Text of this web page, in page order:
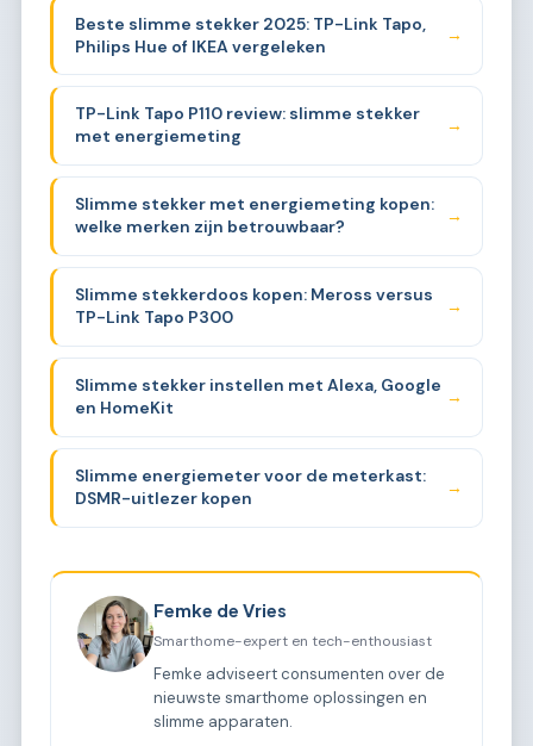
Beste slimme stekker 2025: TP-Link Tapo,
Philips Hue of IKEA vergeleken
→
TP-Link Tapo P110 review: slimme stekker
met energiemeting
→
Slimme stekker met energiemeting kopen:
welke merken zijn betrouwbaar?
→
Slimme stekkerdoos kopen: Meross versus
TP-Link Tapo P300
→
Slimme stekker instellen met Alexa, Google
en HomeKit
→
Slimme energiemeter voor de meterkast:
DSMR-uitlezer kopen
→
Femke de Vries
Smarthome-expert en tech-enthousiast
Femke adviseert consumenten over de
nieuwste smarthome oplossingen en
slimme apparaten.